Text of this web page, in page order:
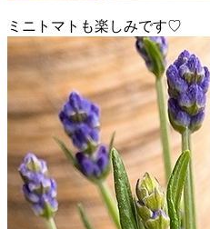
ミニトマトも楽しみです♡